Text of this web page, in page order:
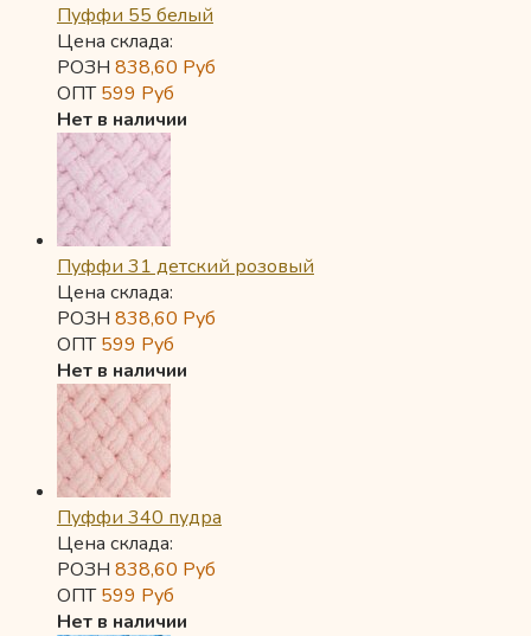
Пуффи 55 белый
Цена склада:
РОЗН 838,60 Руб
ОПТ599 Руб
Нет в наличии
Пуффи 31 детский розовый
Цена склада:
РОЗН 838,60 Руб
ОПТ599 Руб
Нет в наличии
Пуффи 340 пудра
Цена склада:
РОЗН 838,60 Руб
ОПТ599 Руб
Нет в наличии